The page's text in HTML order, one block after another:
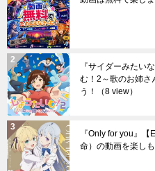
『サイダーみたい
む！2～歌のお姉さ
う！
（8 view）
『Only for you』
命）の動画を楽しも